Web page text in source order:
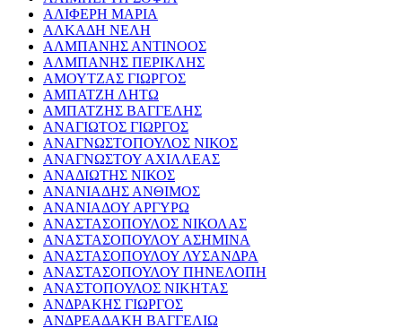
ΑΛΙΦΕΡΗ ΜΑΡΙΑ
ΑΛΚΑΔΗ ΝΕΛΗ
ΑΛΜΠΑΝΗΣ ΑΝΤΙΝΟΟΣ
ΑΛΜΠΑΝΗΣ ΠΕΡΙΚΛΗΣ
ΑΜΟΥΤΖΑΣ ΓΙΩΡΓΟΣ
ΑΜΠΑΤΖΗ ΛΗΤΩ
ΑΜΠΑΤΖΗΣ ΒΑΓΓΕΛΗΣ
ΑΝΑΓΙΩΤΟΣ ΓΙΩΡΓΟΣ
ΑΝΑΓΝΩΣΤΟΠΟΥΛΟΣ ΝΙΚΟΣ
ΑΝΑΓΝΩΣΤΟΥ ΑΧΙΛΛΕΑΣ
ΑΝΑΔΙΩΤΗΣ ΝΙΚΟΣ
ΑΝΑΝΙΑΔΗΣ ΑΝΘΙΜΟΣ
ΑΝΑΝΙΑΔΟΥ ΑΡΓΥΡΩ
ΑΝΑΣΤΑΣΟΠΟΥΛΟΣ ΝΙΚΟΛΑΣ
ΑΝΑΣΤΑΣΟΠΟΥΛΟΥ ΑΣΗΜΙΝΑ
ΑΝΑΣΤΑΣΟΠΟΥΛΟΥ ΛΥΣΑΝΔΡΑ
ΑΝΑΣΤΑΣΟΠΟΥΛΟΥ ΠΗΝΕΛΟΠΗ
ΑΝΑΣΤΟΠΟΥΛΟΣ ΝΙΚΗΤΑΣ
ΑΝΔΡΑΚΗΣ ΓΙΩΡΓΟΣ
ΑΝΔΡΕΑΔΑΚΗ ΒΑΓΓΕΛΙΩ